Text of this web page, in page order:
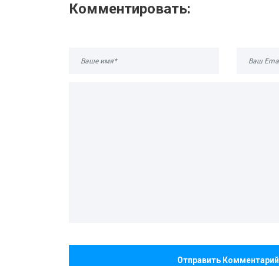
Комментировать:
Отправить Комментарий